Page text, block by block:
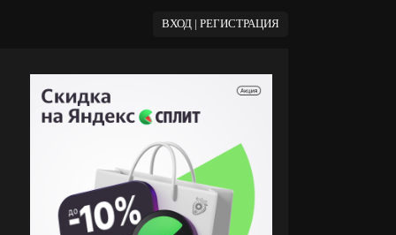
ВХОД | РЕГИСТРАЦИЯ